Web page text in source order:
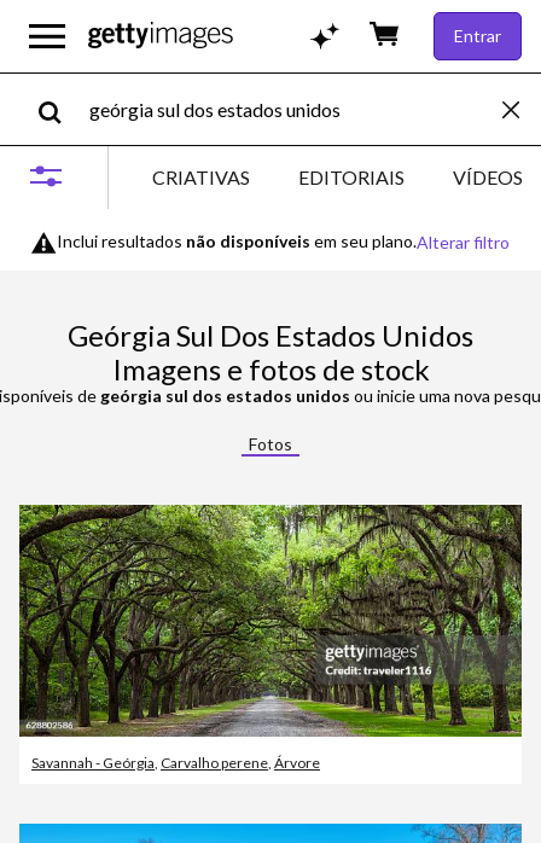
Entrar
CRIATIVAS EDITORIAIS VÍDEOS
Inclui resultados não disponíveis em seu plano.Alterar filtro
Geórgia Sul Dos Estados Unidos
Imagens e fotos de stock
de geórgia sul dos estados unidos ou inicie uma nova
Fotos
Savannah - Geórgia, Carvalho perene, Árvore